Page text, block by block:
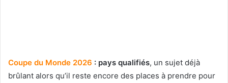
Coupe du Monde 2026 : pays qualifiés, un sujet déjà
brûlant alors qu’il reste encore des places à prendre pour